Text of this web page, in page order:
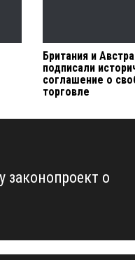
Британия и
подписали
соглашение о
торговле
законопроект о